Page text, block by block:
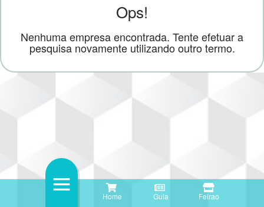
Home Guia Feirao
Ops!
Nenhuma empresa encontrada. Tente efetuar a
pesquisa novamente utilizando outro termo.